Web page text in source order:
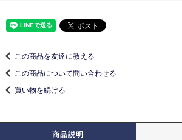
この商品を友達に教える
この商品について問い合わせる
買い物を続ける
商品説明